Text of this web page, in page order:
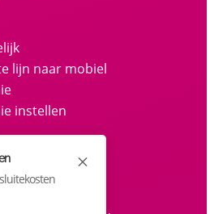
lijn naar mobiel
instellen
telefonie
M